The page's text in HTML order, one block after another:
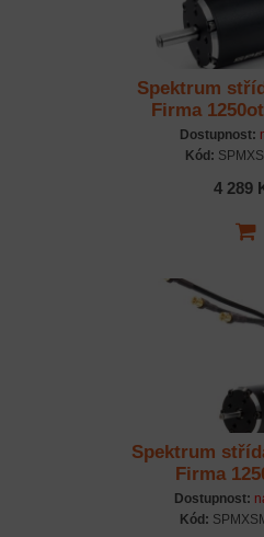
Spektrum
Firma
Dostupnost:
Kód:
4 289
Spektrum
Firma
Dostupnost:
Kód: